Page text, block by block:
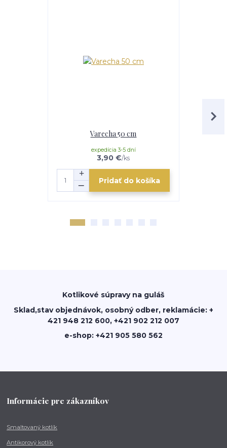
Varecha 50 cm
3,90 €/ks
expedícia 3-5 dní
Pridať do košíka
Kotlikové súpravy na guláš
Sklad,stav objednávok, osobný odber, reklamácie: +
421 948 212 600, +421 902 212 007
e-shop: +421 905 580 562
Informácie pre zákazníkov
Smaltovaný kotlík
Antikorový kotlík